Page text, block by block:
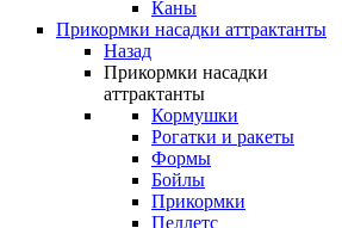
Каны
Прикормки насадки аттрактанты
Назад
Прикормки насадки
аттрактанты
Кормушки
Рогатки и ракеты
Формы
Бойлы
Прикормки
Пеллетс